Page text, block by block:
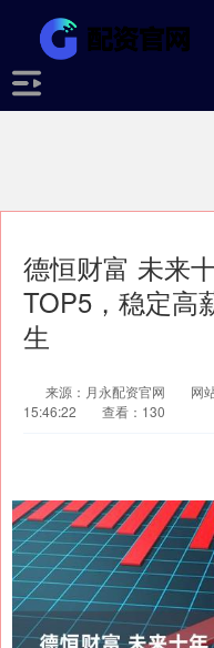
德恒财富 未来
TOP5，稳定高
生
来源：月永配资官网 网
15:46:22
查看：130